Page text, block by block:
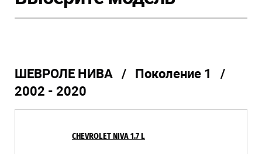
ШЕВРОЛЕ НИВА / Поколение 1 /
2002 - 2020
CHEVROLET NIVA 1.7 L